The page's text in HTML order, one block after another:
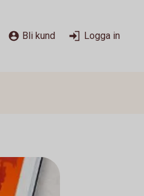
Bli kund Logga in